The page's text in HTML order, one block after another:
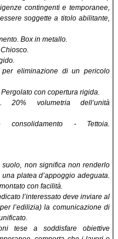
contingenti e temporanee,
soggette a titolo abilitante,
Box in metallo.
per eliminazione di un pericolo
con copertura rigida.
20% volumetria dell’unità
consolidamento - Tettoia.
non significa non renderlo
platea d’appoggio adeguata.
con facilità.
l’interessato deve inviare al
l’edilizia) la comunicazione di
tese a soddisfare obiettive